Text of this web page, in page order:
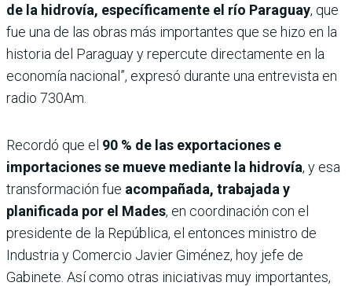
de la hidrovía, específicamente el río Paraguay, que
fue una de las obras más importantes que se hizo en la
historia del Paraguay y repercute directamente en la
economía nacional”, expresó durante una entrevista en
radio 730Am.
Recordó que el 90 % de las exportaciones e
importaciones se mueve mediante la hidrovía, y esa
transformación fue acompañada, trabajada y
planificada por el Mades, en coordinación con el
presidente de la República, el entonces ministro de
Industria y Comercio Javier Giménez, hoy jefe de
Gabinete. Así como otras iniciativas muy importantes,